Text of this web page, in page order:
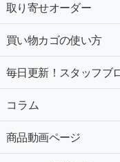
取り寄せオーダー
買い物カゴの使い方
毎日更新！スタッフブ
コラム
商品動画ページ